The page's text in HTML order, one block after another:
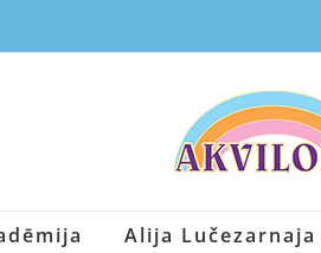
Alija Lučezarnaja